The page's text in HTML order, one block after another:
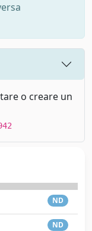
o creare un
ND
ND